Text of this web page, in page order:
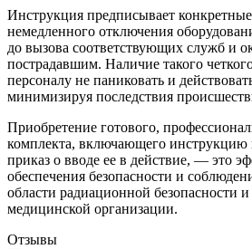
Инструкция предписывает
немедленного отключения
до вызова соответствующих служб и
пострадавшим. Наличие такого
персоналу не паниковать и
минимизируя последствия
Приобретение готового,
комплекта, включающего инструкцию
приказ о вводе ее в действие, — это
обеспечения безопасности и
области радиационной безопасности
медицинской организации.
Отзывы